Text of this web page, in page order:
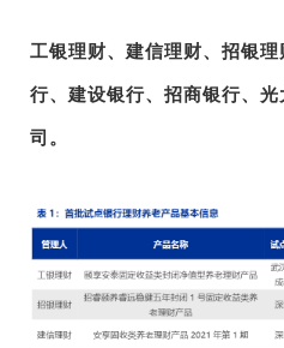
工银理财、建信理财、招银
行、建设银行、招商银行、
司。